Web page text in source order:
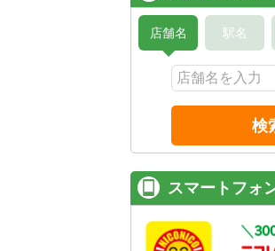
店舗名 駅名
検
スマートフォ